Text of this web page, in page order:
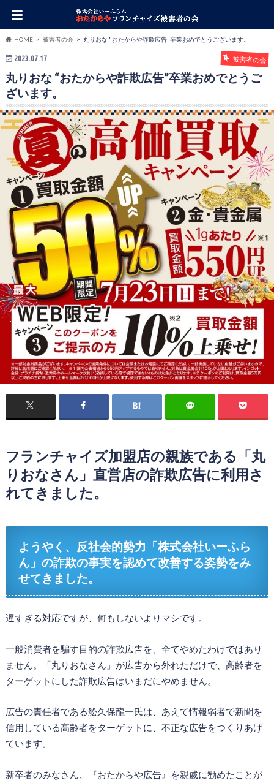
HOME 被害者の会 丸りおな "おたからや詐欺広告"卒業おめでとうございます。
2023.07.17 被害者の会
丸りおな “おたからや詐欺広告”卒業おめでとうご
ざいます。
フランチャイズ加盟店の親族である「丸
りおなさん」直営店の詐欺広告に利用さ
れてきました。
ようやく、反社会的勢力「株式会社いーふら
ん」の詐欺の事実を認めて改善する姿勢をみ
せてきました。
遅すぎる対応ですが、何もしないよりマシです。
一般消費者を騙す目的の詐欺広告を、全てやめたわけではあり
ません。「丸りおなさん」が広告から外れただけで、高齢者を
ターゲットにした詐欺広告はいまだにやめません。
広告の責任者である舩久保龍一氏は、あえて情報弱者で新聞を
信用している高齢者をターゲットに、不正な広告をつくりあげ
ています。
新卒者のみなさん、『おたからや広告』を親戚に勧めたことが